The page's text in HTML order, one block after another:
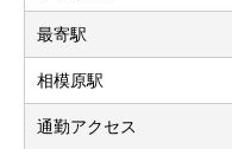
最寄駅
相模原駅
通勤アクセス